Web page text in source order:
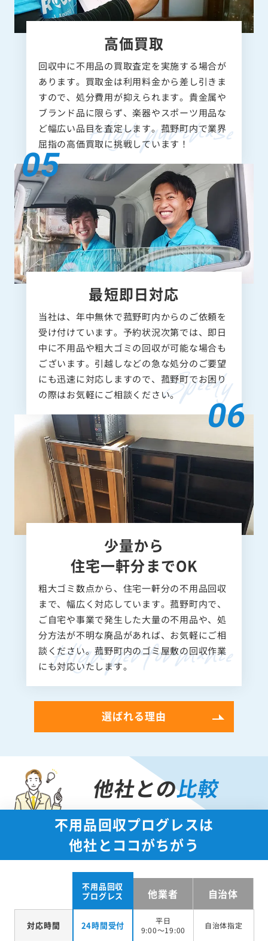
高価買取
回収中に不用品の買取査定を実施する場合が
あります。買取金は利用料金から差し引きま
すので、処分費用が抑えられます。貴金属や
ブランド品に限らず、楽器やスポーツ用品な
ど幅広い品目を査定します。菰野町内で業界
屈指の高価買取に挑戦しています！
最短即日対応
当社は、年中無休で菰野町内からのご依頼を
受け付けています。予約状況次第では、即日
中に不用品や粗大ゴミの回収が可能な場合も
ございます。引越しなどの急な処分のご要望
にも迅速に対応しますので、菰野町でお困り
の際はお気軽にご相談ください。
少量から
住宅一軒分までOK
粗大ゴミ数点から、住宅一軒分の不用品回収
まで、幅広く対応しています。菰野町内で、
ご自宅や事業で発生した大量の不用品や、処
分方法が不明な廃品があれば、お気軽にご相
談ください。菰野町内のゴミ屋敷の回収作業
にも対応いたします。
選ばれる理由
他社との比較
不用品回収プログレスは
他社とココがちがう
不用品回収
プログレス
他業者 自治体
対応時間 24時間受付
平日
9:00～19:00
自治体指定